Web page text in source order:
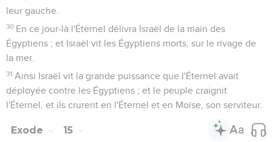
leur gauche.
30 En ce jour-là l'Éternel délivra Israël de la main des
Égyptiens ; et Israël vit les Égyptiens morts, sur le rivage de
la mer.
31 Ainsi Israël vit la grande puissance que l'Éternel avait
déployée contre les Égyptiens ; et le peuple craignit
l'Éternel, et ils crurent en l'Éternel et en Moïse, son serviteur.
Exode 15